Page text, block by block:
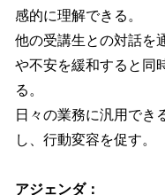
感的に理解できる。
他の受講生との対話を
や不安を緩和すると同
る。
日々の業務に汎用でき
し、行動変容を促す。
アジェンダ：